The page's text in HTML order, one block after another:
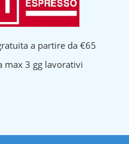
a partire da €65
max 3 gg lavorativi